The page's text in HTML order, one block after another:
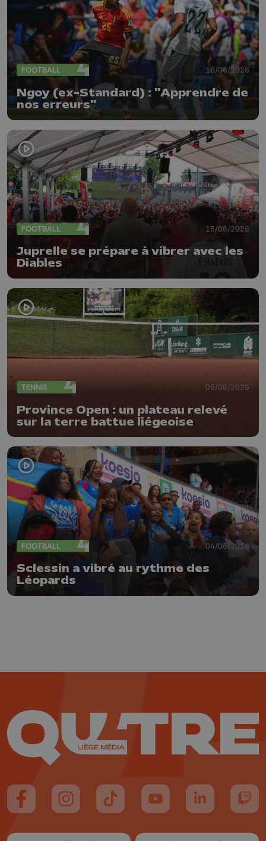
FOOTBALL 16/06/2026
Ngoy (ex-Standard) : "Apprendre de
nos erreurs"
FOOTBALL 15/06/2026
Juprelle se prépare à vibrer avec les
Diables
TENNIS 05/06/2026
Province Open : un plateau relevé
sur la terre battue liégeoise
FOOTBALL 04/06/2026
Sclessin a vibré au rythme des
Léopards
Suivez-nous sur FaceBook
Suivez-nous sur Instagram
Suivez-nous sur TikTok
Suivez-nous sur YouTube
Suivez-nous